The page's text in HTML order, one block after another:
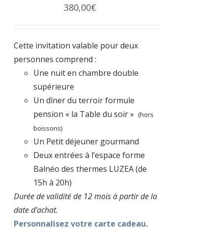
380,00€
Cette invitation valable pour deux
personnes comprend :
Une nuit en chambre double
supérieure
Un dîner du terroir formule
pension « la Table du soir »(hors
boissons)
Un Petit déjeuner gourmand
Deux entrées à l’espace forme
Balnéo des thermes LUZEA (de
15h à 20h)
Durée de validité de 12 mois à partir de la
date d’achat.
Personnalisez votre carte cadeau.